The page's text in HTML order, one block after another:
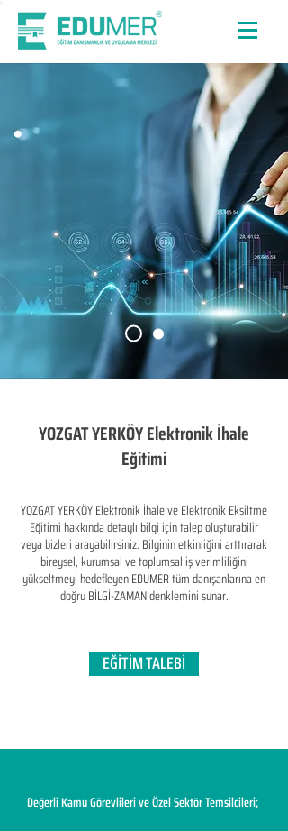
YOZGAT YERKÖY Elektronik İhale
Eğitimi
YOZGAT YERKÖY Elektronik İhale ve Elektronik Eksiltme
Eğitimi hakkında detaylı bilgi için talep oluşturabilir
veya bizleri arayabilirsiniz. Bilginin etkinliğini arttırarak
bireysel, kurumsal ve toplumsal iş verimliliğini
yükseltmeyi hedefleyen​ EDUMER tüm danışanlarına en
doğru BİLGİ-ZAMAN denklemini sunar.
EĞİTİM TALEBİ
Değerli Kamu Görevlileri ve Özel Sektör Temsilcileri;